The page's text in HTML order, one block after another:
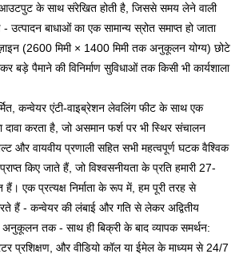
के साथ संरेखित होती है, जिससे समय लेने वाली
बाधाओं का एक सामान्य स्रोत समाप्त हो जाता
(2600 मिमी × 1400 मिमी तक अनुकूलन योग्य) छोटे
बड़े पैमाने की विनिर्माण सुविधाओं तक किसी भी कार्यशाला
कन्वेयर एंटी-वाइब्रेशन लेवलिंग फीट के साथ एक
करता है, जो असमान फर्श पर भी स्थिर संचालन
और वायवीय प्रणाली सहित सभी महत्वपूर्ण घटक वैश्विक
किए जाते हैं, जो विश्वसनीयता के प्रति हमारी 27-
हैं। एक प्रत्यक्ष निर्माता के रूप में, हम पूरी तरह से
हैं - कन्वेयर की लंबाई और गति से लेकर अद्वितीय
अनुकूलन तक - साथ ही बिक्री के बाद व्यापक समर्थन:
प्रशिक्षण, और वीडियो कॉल या ईमेल के माध्यम से 24/7